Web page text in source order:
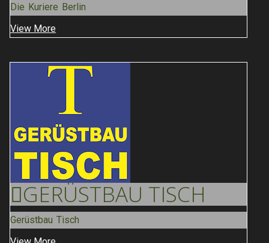
Die Kuriere Berlin
View More
GERÜSTBAU TISCH
Gerüstbau Tisch